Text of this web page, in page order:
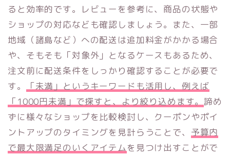
ると効率的です。レビューを参考に、商品の状態や
ショップの対応なども確認しましょう。また、一部
地域（諸島など）への配送は追加料金がかかる場合
や、そもそも「対象外」となるケースもあるため、
注文前に配送条件をしっかり確認することが必要で
す。
「未満」というキーワードも活用し、例えば
「1000円未満」で探すと、より絞り込めます。諦め
ずに様々なショップを比較検討し、クーポンやポイ
ントアップのタイミングを見計らうことで、 予算内
で最大限満足のいくアイテムを見つけ出すことがで